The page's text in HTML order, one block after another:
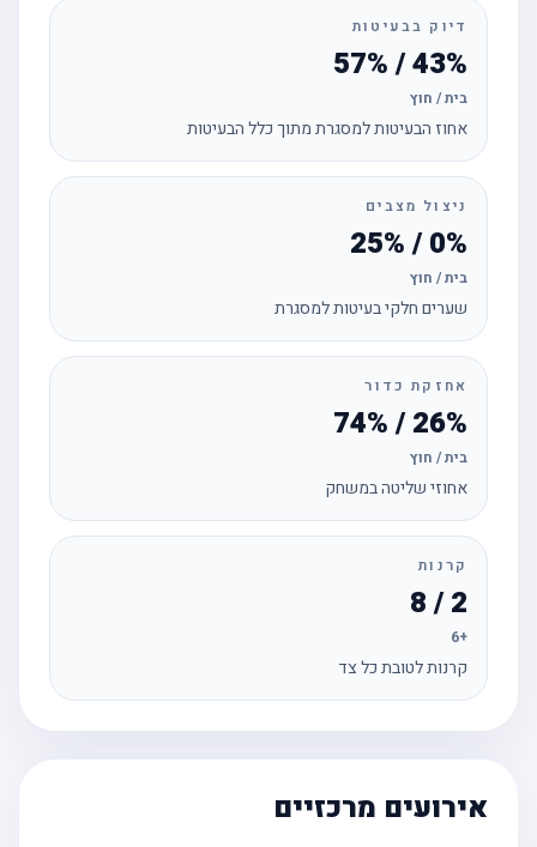
דיוק בבעיטות
43% / 57%
בית / חוץ
אחוז הבעיטות למסגרת מתוך כלל הבעיטות
ניצול מצבים
0% / 25%
בית / חוץ
שערים חלקי בעיטות למסגרת
אחזקת כדור
26% / 74%
בית / חוץ
אחוזי שליטה במשחק
קרנות
קרנות לטובת כל צד
אירועים מרכזיים